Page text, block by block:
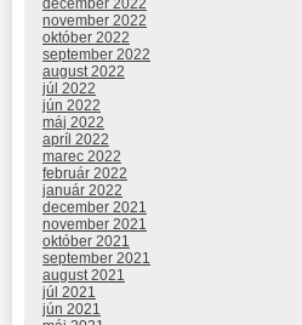
november 2022
október 2022
september 2022
august 2022
júl 2022
jún 2022
máj 2022
apríl 2022
marec 2022
február 2022
január 2022
december 2021
november 2021
október 2021
september 2021
august 2021
júl 2021
jún 2021